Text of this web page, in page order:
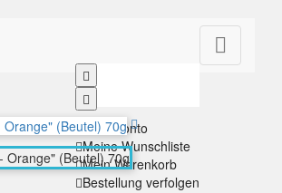

Mein Konto
Meine Wunschliste
Mein Warenkorb
Bestellung verfolgen